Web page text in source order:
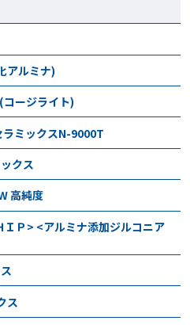
アルミナ)
ージライト)
ミックスN-9000T
クス
高純度
Ｐ> <アルミナ添加ジルコニア
ス